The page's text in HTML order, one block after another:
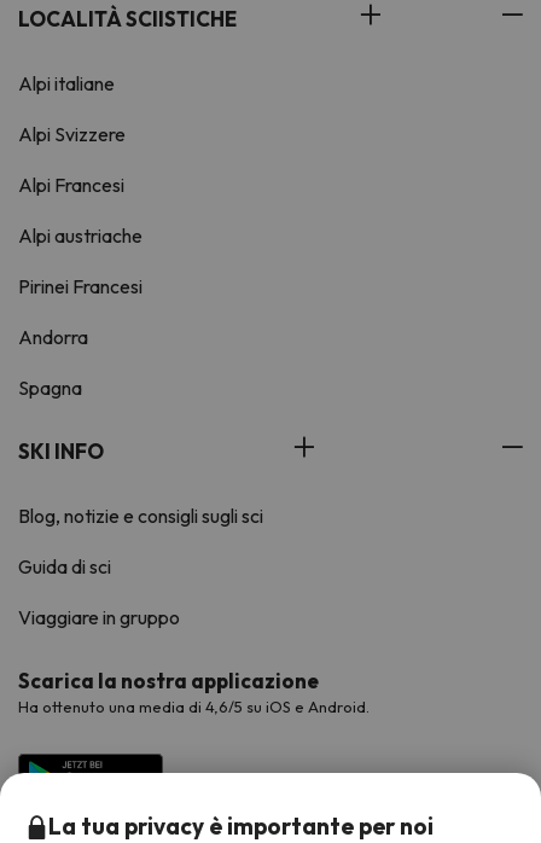
LOCALITÀ SCIISTICHE
Alpi italiane
Alpi Svizzere
Alpi Francesi
Alpi austriache
Pirinei Francesi
Andorra
Spagna
SKI INFO
Blog, notizie e consigli sugli sci
Guida di sci
Viaggiare in gruppo
Scarica la nostra applicazione
Ha ottenuto una media di 4,6/5 su iOS e Android.
La tua privacy è importante per noi